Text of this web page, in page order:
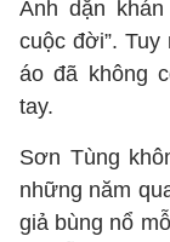
Anh dặn
cuộc đời”.
áo đã không
tay.
Sơn Tùng
những năm
giả bùng nổ